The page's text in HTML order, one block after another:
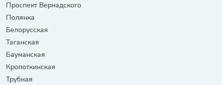
Проспект Вернадского
Полянка
Белорусская
Таганская
Бауманская
Кропоткинская
Трубная